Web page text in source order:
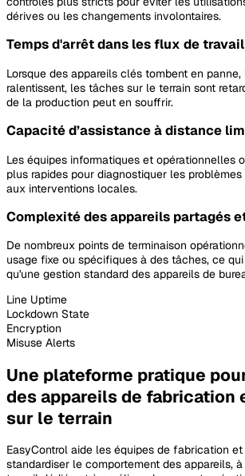
dérives ou les changements involontaires.
Temps d'arrêt dans les flux de
Lorsque des appareils clés tombent en
ralentissent, les tâches sur le terrain sont
de la production peut en souffrir.
Capacité d’assistance à distance
Les équipes informatiques et opérationnelles
plus rapides pour diagnostiquer les
aux interventions locales.
Complexité des appareils partagés
De nombreux points de terminaison
usage fixe ou spécifiques à des tâches, ce
qu'une gestion standard des appareils de
Line Uptime
Lockdown State
Encryption
Misuse Alerts
Une plateforme pratique
des appareils de fabrication
sur le terrain
EasyControl aide les équipes de fabrication
standardiser le comportement des appareils,